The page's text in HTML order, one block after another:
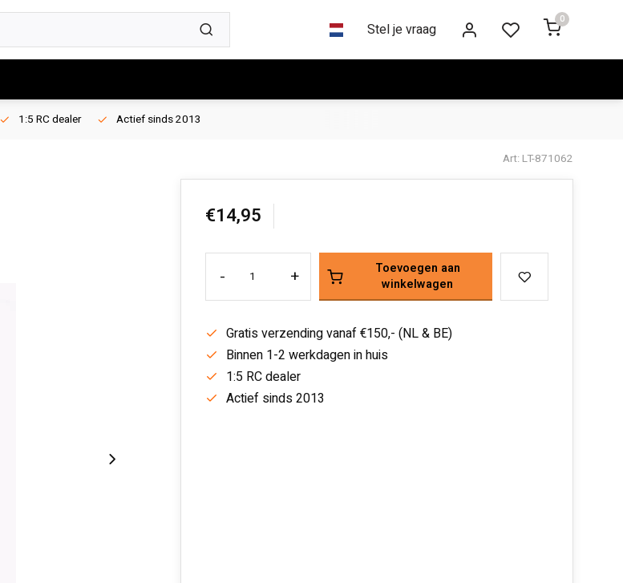
Stel je vraag
0
1:5 RC dealer Actief sinds 2013
Art: LT-871062
€14,95
- +
Toevoegen aan
winkelwagen
Gratis verzending vanaf €150,- (NL & BE)
Binnen 1-2 werkdagen in huis
1:5 RC dealer
Actief sinds 2013